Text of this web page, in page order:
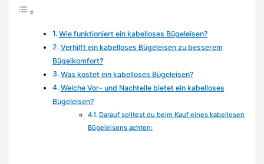
Wie funktioniert ein kabelloses Bügeleisen?
Verhilft ein kabelloses Bügeleisen zu besserem
Bügelkomfort?
Was kostet ein kabelloses Bügeleisen?
Welche Vor- und Nachteile bietet ein kabelloses
Bügeleisen?
Darauf solltest du beim Kauf eines kabellosen
Bügeleisens achten: